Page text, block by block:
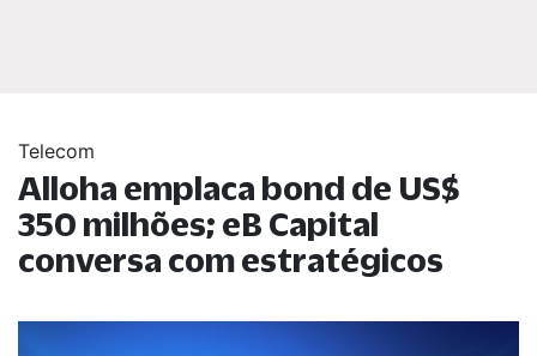
Telecom
Alloha emplaca bond de US$
350 milhões; eB Capital
conversa com estratégicos